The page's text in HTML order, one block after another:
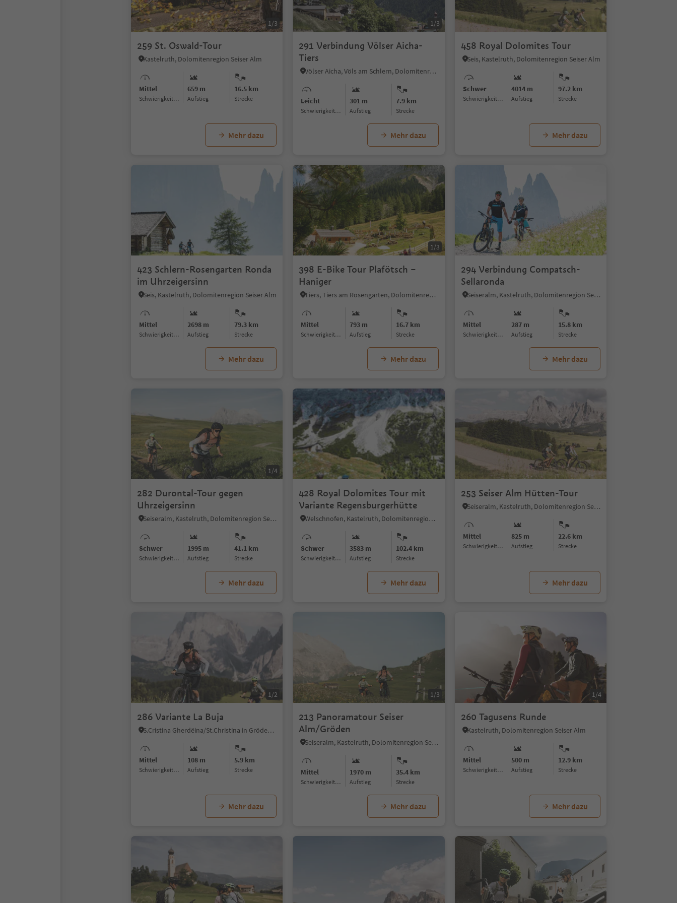
1/3
259 St. Oswald-Tour
Kastelruth, Dolomitenregion Seiser Alm
Mittel
Schwierigkeitsgrad
659 m
Aufstieg
16.5 km
Strecke
Mehr dazu
1/3
291 Verbindung Völser Aicha-
Tiers
Völser Aicha, Völs am Schlern, Dolomitenregion Seiser Alm
Leicht
Schwierigkeitsgrad
301 m
Aufstieg
7.9 km
Strecke
Mehr dazu
458 Royal Dolomites Tour
Seis, Kastelruth, Dolomitenregion Seiser Alm
Schwer
Schwierigkeitsgrad
4014 m
Aufstieg
97.2 km
Strecke
Mehr dazu
1/5
423 Schlern-Rosengarten Ronda
im Uhrzeigersinn
Seis, Kastelruth, Dolomitenregion Seiser Alm
Mittel
Schwierigkeitsgrad
2698 m
Aufstieg
79.3 km
Strecke
Mehr dazu
1/3
398 E-Bike Tour Plafötsch –
Haniger
Tiers, Tiers am Rosengarten, Dolomitenregion Seiser Alm
Mittel
Schwierigkeitsgrad
793 m
Aufstieg
16.7 km
Strecke
Mehr dazu
294 Verbindung Compatsch-
Sellaronda
Seiseralm, Kastelruth, Dolomitenregion Seiser Alm
Mittel
Schwierigkeitsgrad
287 m
Aufstieg
15.8 km
Strecke
Mehr dazu
1/4
282 Durontal-Tour gegen
Uhrzeigersinn
Seiseralm, Kastelruth, Dolomitenregion Seiser Alm
Schwer
Schwierigkeitsgrad
1995 m
Aufstieg
41.1 km
Strecke
Mehr dazu
1/5
428 Royal Dolomites Tour mit
Variante Regensburgerhütte
Welschnofen, Kastelruth, Dolomitenregion Seiser Alm
Schwer
Schwierigkeitsgrad
3583 m
Aufstieg
102.4 km
Strecke
Mehr dazu
253 Seiser Alm Hütten-Tour
Seiseralm, Kastelruth, Dolomitenregion Seiser Alm
Mittel
Schwierigkeitsgrad
825 m
Aufstieg
22.6 km
Strecke
Mehr dazu
1/2
286 Variante La Buja
S.Cristina Gherdëina/St.Christina in Gröden, Kastelruth, Dolomitenregion Seiser Alm
Mittel
Schwierigkeitsgrad
108 m
Aufstieg
5.9 km
Strecke
Mehr dazu
1/3
213 Panoramatour Seiser
Alm/Gröden
Seiseralm, Kastelruth, Dolomitenregion Seiser Alm
Mittel
Schwierigkeitsgrad
1970 m
Aufstieg
35.4 km
Strecke
Mehr dazu
1/4
260 Tagusens Runde
Kastelruth, Dolomitenregion Seiser Alm
Mittel
Schwierigkeitsgrad
500 m
Aufstieg
12.9 km
Strecke
Mehr dazu